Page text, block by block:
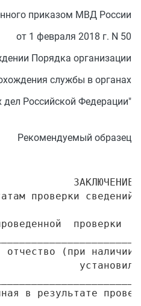
приказом МВД России
от 1 февраля 2018 г. N 50
Порядка организации
службы в органах
дел Российской Федерации"
Рекомендуемый образец
ЗАКЛЮЧЕНИЕ
проверки
проверки
отчество (при
установил
в результате